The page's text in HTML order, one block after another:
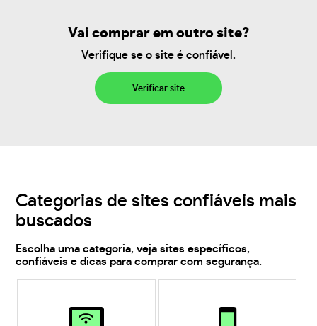
Vai comprar em outro site?
Verifique se o site é confiável.
Verificar site
Categorias de sites confiáveis mais
buscados
Escolha uma categoria, veja sites específicos,
confiáveis e dicas para comprar com segurança.